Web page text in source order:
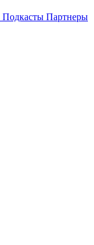
Подкасты Партнеры